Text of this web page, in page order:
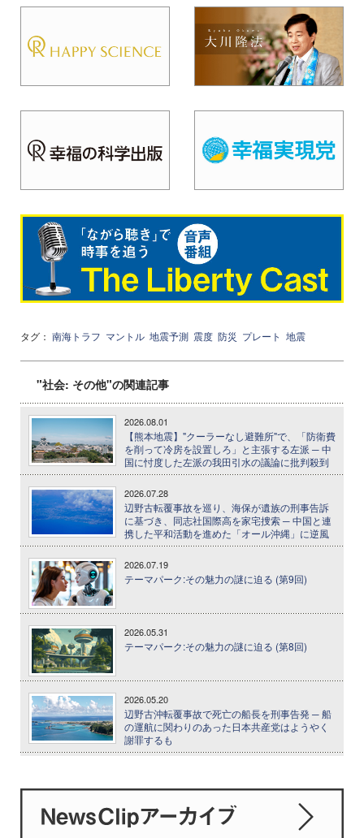
タグ： 南海トラフ マントル 地震予測 震度 防災 プレート 地震
"社会: その他"の関連記事
2026.08.01
【熊本地震】"クーラーなし避難所"で、「防衛費
を削って冷房を設置しろ」と主張する左派 ─ 中
国に忖度した左派の我田引水の議論に批判殺到
2026.07.28
辺野古転覆事故を巡り、海保が遺族の刑事告訴
に基づき、同志社国際高を家宅捜索 ─ 中国と連
携した平和活動を進めた「オール沖縄」に逆風
2026.07.19
テーマパーク:その魅力の謎に迫る (第9回)
2026.05.31
テーマパーク:その魅力の謎に迫る (第8回)
2026.05.20
辺野古沖転覆事故で死亡の船長を刑事告発 ─ 船
の運航に関わりのあった日本共産党はようやく
謝罪するも